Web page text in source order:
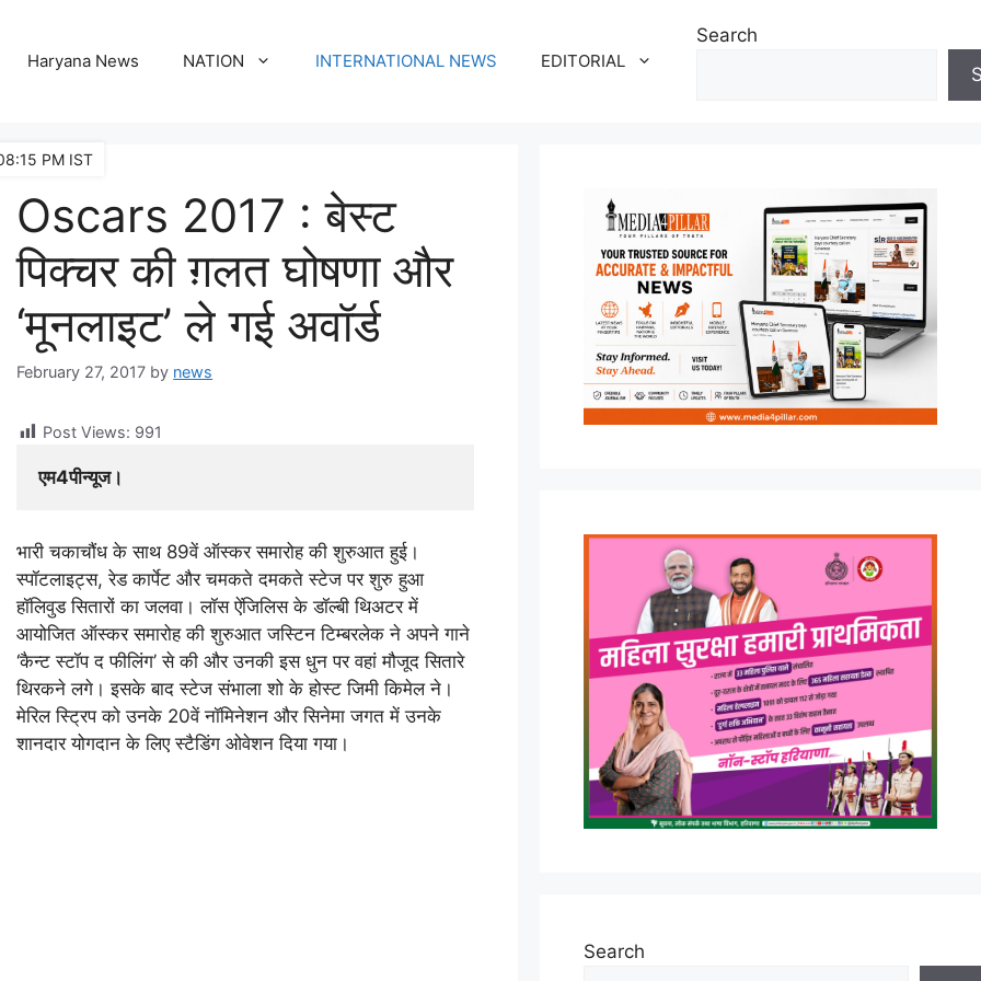
Haryana News NATION INTERNATIONAL NEWS EDITORIAL
Search
Oscars 2017 : बेस्ट
पिक्चर की ग़लत घोषणा और
‘मूनलाइट’ ले गई अवॉर्ड
February 27, 2017 by news
Post Views: 991
एम4पीन्यूज।
भारी चकाचौंध के साथ 89वें ऑस्कर समारोह की शुरुआत हुई।
स्पॉटलाइट्स, रेड कार्पेट और चमकते दमकते स्टेज पर शुरु हुआ
हॉलिवुड सितारों का जलवा। लॉस ऐंजिलिस के डॉल्बी थिअटर में
आयोजित ऑस्कर समारोह की शुरुआत जस्टिन टिम्बरलेक ने अपने गाने
‘कैन्ट स्टॉप द फीलिंग’ से की और उनकी इस धुन पर वहां मौजूद सितारे
थिरकने लगे। इसके बाद स्टेज संभाला शो के होस्ट जिमी किमेल ने।
मेरिल स्ट्रिप को उनके 20वें नॉमिनेशन और सिनेमा जगत में उनके
शानदार योगदान के लिए स्टैडिंग ओवेशन दिया गया।
Search
PM IST